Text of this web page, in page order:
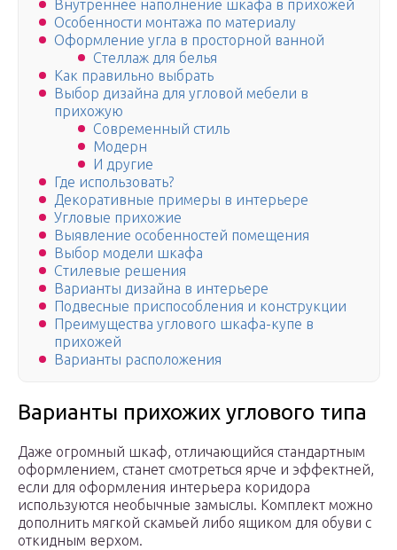
Внутреннее наполнение шкафа в прихожей
Особенности монтажа по материалу
Оформление угла в просторной ванной
Стеллаж для белья
Как правильно выбрать
Выбор дизайна для угловой мебели в
прихожую
Современный стиль
Модерн
И другие
Где использовать?
Декоративные примеры в интерьере
Угловые прихожие
Выявление особенностей помещения
Выбор модели шкафа
Стилевые решения
Варианты дизайна в интерьере
Подвесные приспособления и конструкции
Преимущества углового шкафа-купе в
прихожей
Варианты расположения
Варианты прихожих углового типа
Даже огромный шкаф, отличающийся стандартным
оформлением, станет смотреться ярче и эффектней,
если для оформления интерьера коридора
используются необычные замыслы. Комплект можно
дополнить мягкой скамьей либо ящиком для обуви с
откидным верхом.